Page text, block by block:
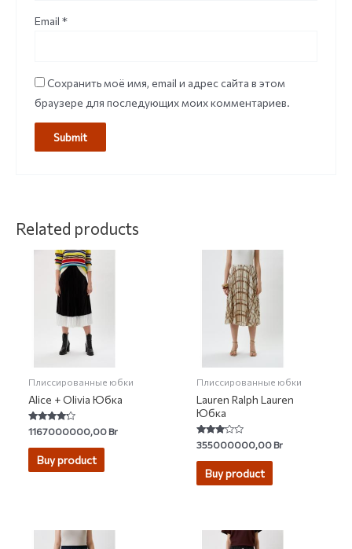
Email *
Сохранить моё имя, email и адрес сайта в этом
браузере для последующих моих комментариев.
Related products
Плиссированные юбки
Alice + Olivia Юбка
Rated
4.00
out of 5
1167000000,00Br
Buy product
Плиссированные юбки
Lauren Ralph Lauren
Юбка
Rated
3.00
out of 5
355000000,00Br
Buy product